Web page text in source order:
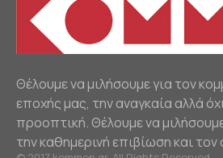
Θέλουμε να μιλήσουμε για τον
εποχής μας, την αναγκαία αλλά
προοπτική. Θέλουμε να
την καθημερινή επιβίωση και τον